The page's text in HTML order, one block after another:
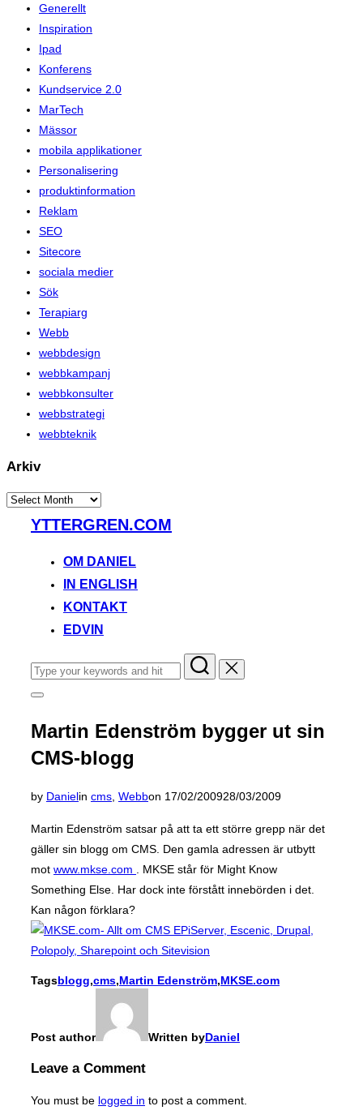
Generellt
Inspiration
Ipad
Konferens
Kundservice 2.0
MarTech
Mässor
mobila applikationer
Personalisering
produktinformation
Reklam
SEO
Sitecore
sociala medier
Sök
Terapiarg
Webb
webbdesign
webbkampanj
webbkonsulter
webbstrategi
webbteknik
Arkiv
Arkiv
YTTERGREN.COM
OM DANIEL
IN ENGLISH
KONTAKT
EDVIN
Search
for:
Toggle
&
navigation
Martin Edenström bygger ut sin
CMS-blogg
by Danielin cms, Webbon Posted
17/02/200928/03/2009
Martin Edenström satsar på att ta ett större grepp när det
gäller sin blogg om CMS. Den gamla adressen är utbytt
mot www.mkse.com
. MKSE står för Might Know
Something Else. Har dock inte förstått innebörden i det.
Kan någon förklara?
Tagsblogg,cms,Martin Edenström,MKSE.com
Post author Written byDaniel
Leave a Comment
You must be logged in to post a comment.